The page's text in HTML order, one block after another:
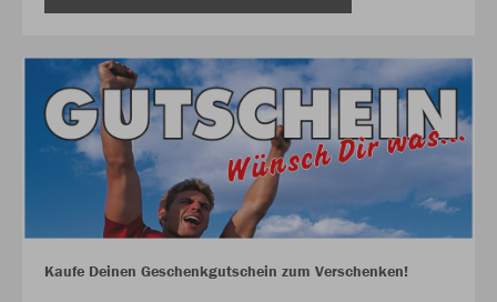
Kaufe Deinen Geschenkgutschein zum Verschenken!